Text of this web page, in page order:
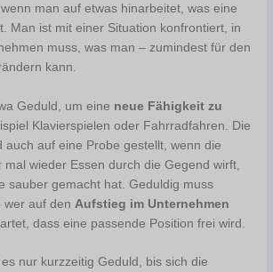
man auf etwas hinarbeitet, was eine
Man ist mit einer Situation konfrontiert, in
muss, was man – zumindest für den
kann.
Geduld, um eine neue Fähigkeit zu
Klavierspielen oder Fahrradfahren. Die
auch auf eine Probe gestellt, wenn die
mal wieder Essen durch die Gegend wirft,
sauber gemacht hat. Geduldig muss
wer auf den Aufstieg im Unternehmen
dass eine passende Position frei wird.
nur kurzzeitig Geduld, bis sich die